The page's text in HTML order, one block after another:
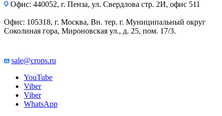
Офис: 440052, г. Пенза, ул. Свердлова стр. 2И, офис 511
Офис: 105318, г. Москва, Вн. тер. г. Муниципальный округ
Соколиная гора, Мироновская ул., д. 25, пом. 17/3.
sale@crops.ru
YouTube
Viber
Viber
WhatsApp